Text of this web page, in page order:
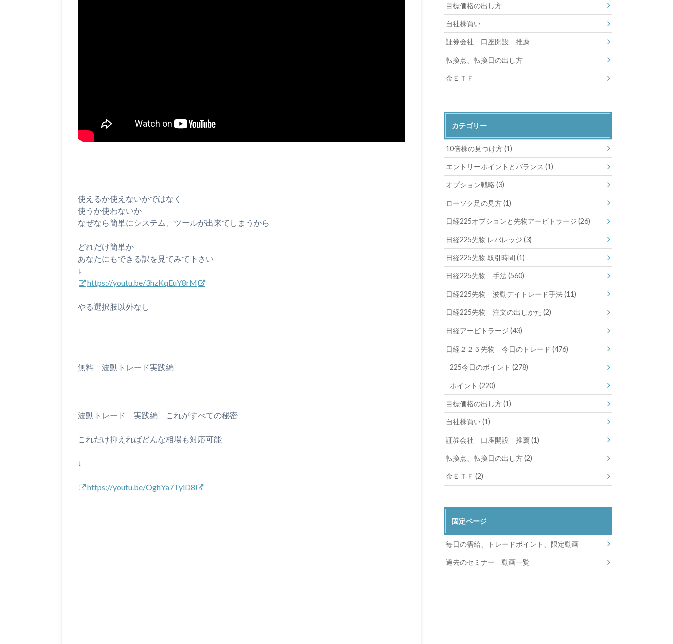
使えるか使えないかではなく
使うか使わないか
なぜなら簡単にシステム、ツールが出来てしまうから
どれだけ簡単か
あなたにもできる訳を見てみて下さい
↓
https://youtu.be/3hzKqEuY8rM
やる選択肢以外なし
無料 波動トレード実践編
波動トレード 実践編 これがすべての秘密
これだけ抑えればどんな相場も対応可能
↓
https://youtu.be/OghYa7TyiD8
目標価格の出し方
自社株買い
証券会社 口座開設 推薦
転換点、転換日の出し方
金ＥＴＦ
カテゴリー
10倍株の見つけ方(1)
エントリーポイントとバランス(1)
オプション戦略(3)
ローソク足の見方(1)
日経225オプションと先物アービトラージ(26)
日経225先物 レバレッジ(3)
日経225先物 取引時間(1)
日経225先物 手法(560)
日経225先物 波動デイトレード手法(11)
日経225先物 注文の出しかた(2)
日経アービトラージ(43)
日経２２５先物 今日のトレード(476)
225今日のポイント (278)
ポイント (220)
目標価格の出し方(1)
自社株買い(1)
証券会社 口座開設 推薦(1)
転換点、転換日の出し方(2)
金ＥＴＦ(2)
固定ページ
毎日の需給、トレードポイント、限定動画
過去のセミナー 動画一覧